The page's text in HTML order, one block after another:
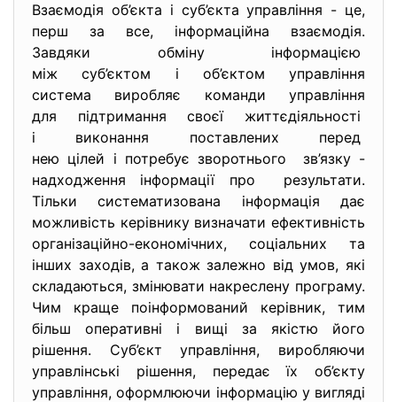
Взаємодія об’єкта і суб’єкта управління - це,
перш за все, інформаційна взаємодія.
Завдяки обміну інформацією
між суб’єктом і об’єктом управління
система виробляє команди управління
для підтримання своєї життєдіяльності
і виконання поставлених перед
нею цілей і потребує зворотнього зв’язку -
надходження інформації про результати.
Тільки систематизована інформація дає
можливість керівнику визначати ефективність
організаційно-економічних, соціальних та
інших заходів, а також залежно від умов, які
складаються, змінювати накреслену програму.
Чим краще поінформований керівник, тим
більш оперативні і вищі за якістю його
рішення. Суб’єкт управління, виробляючи
управлінські рішення, передає їх об’єкту
управління, оформлюючи інформацію у вигляді